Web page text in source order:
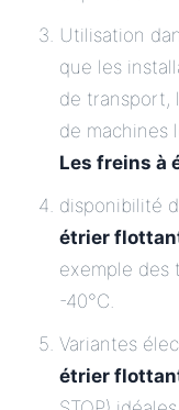
Utilisation
que les
de transport,
de machines
Les freins à
disponibilité
étrier
exemple des
-40°C.
Variantes
étrier